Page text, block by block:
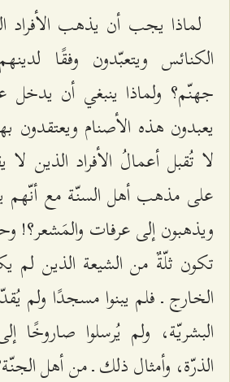
لماذا يجب أن يذهب الأفراد
الكنائس ويتعبّدون وفقًا
جهنّم؟ ولماذا ينبغي أن يدخل
يعبدون هذه الأصنام ويعتقدون
لا تُقبل أعمالُ الأفراد الذين لا
على مذهب أهل السنّة مع
ويذهبون إلى عرفات والمَشعر؟!
تكون ثلّةٌ من الشيعة الذين لم
الخارج ـ فلم يبنوا مسجدًا ولم
البشريّة، ولم يُرسلوا صاروخًا
الذرّة، وأمثال ذلك ـ من أهل